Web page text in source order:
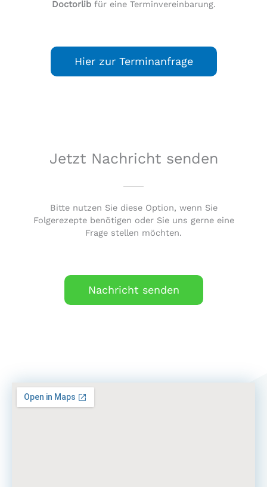
Doctorlibfür eine Terminvereinbarung.
Hier zur Terminanfrage
Jetzt Nachricht senden
Bitte nutzen Sie diese Option, wenn Sie
Folgerezepte benötigen oder Sie uns gerne eine
Frage stellen möchten.
Nachricht senden